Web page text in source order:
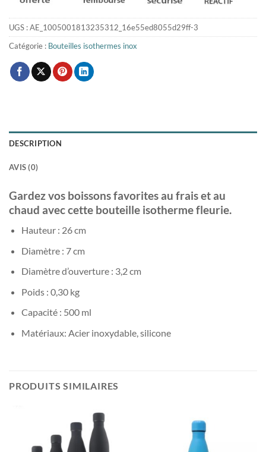
UGS :AE_1005001813235312_16e55ed8055d29ff-3
Catégorie : Bouteilles isothermes inox
DESCRIPTION
AVIS (0)
Gardez vos boissons favorites au frais et au
chaud avec cette bouteille isotherme fleurie.
Hauteur : 26 cm
Diamètre : 7 cm
Diamètre d’ouverture : 3,2 cm
Poids : 0,30 kg
Capacité : 500 ml
Matériaux: Acier inoxydable, silicone
PRODUITS SIMILAIRES